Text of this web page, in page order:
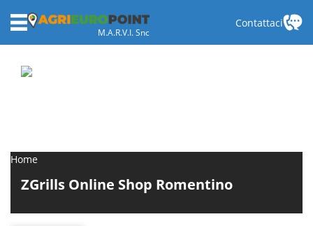
M.A.R.V.I. Snc
Contattaci
Home
ZGrills Online Shop Romentino